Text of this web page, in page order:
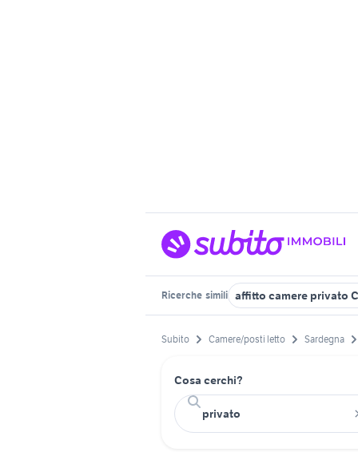
Ricerche simili affitto camere privato
Subito Camere/posti letto Sardegna
Cosa cerchi?